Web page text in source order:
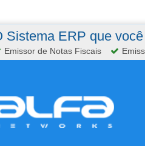
Sistema ERP que
Emissor de Notas Fiscais